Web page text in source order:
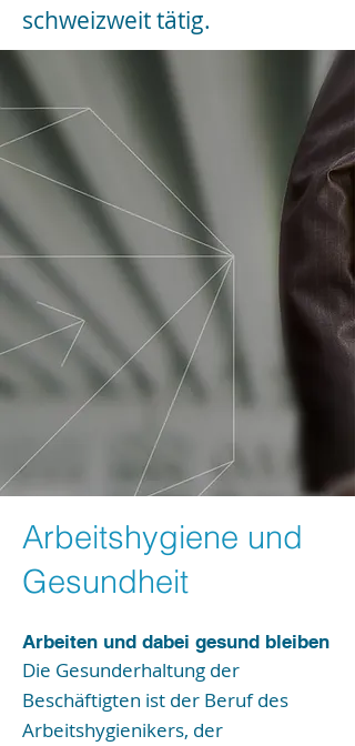
schweizweit tätig.
Arbeitshygiene und
Gesundheit
Arbeiten und dabei gesund bleiben
Die Gesunderhaltung der
Beschäftigten ist der Beruf des
Arbeitshygienikers, der